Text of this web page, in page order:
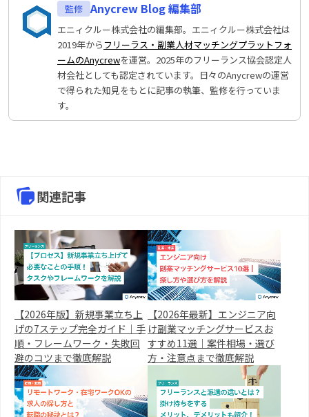
Anycrew Blog 編集部
エニィクルー株式会社の編集部。エニィクルー株式会社は
2019年からフリーラス・副業人材マッチングプラットフォ
ームのAnycrewを運営。2025年のフリーランス協会認定人
材会社としても認定されています。日々のAnycrewの運営
で得られた知見をもとに記事の執筆、監修を行っていま
す。
関連記事
【2026年版】新規事業立ち上
げの7ステップ完全ガイド｜手
順・フレームワーク・失敗回
避のコツまで徹底解説
【2026年最新】エンジニア向
け副業マッチングサービスお
すすめ11選｜案件相場・選び
方・注意点まで徹底解説